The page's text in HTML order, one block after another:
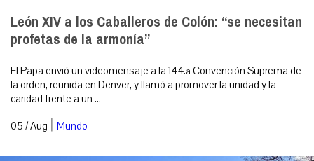
León XIV a los Caballeros de Colón: “se necesitan
profetas de la armonía”
El Papa envió un videomensaje a la 144.ª Convención Suprema de
la orden, reunida en Denver, y llamó a promover la unidad y la
caridad frente a un ...
05 / Aug | Mundo